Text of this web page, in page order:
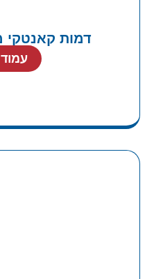
דמות קאנטקי